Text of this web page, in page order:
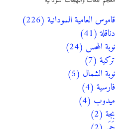
قاموس العامية السودانية (226)
دناقلة (41)
نوبة المحس (24)
تركية (7)
نوبة الشمال (5)
فارسية (4)
ميدوب (4)
بجة (2)